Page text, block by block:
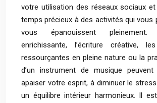
votre utilisation des réseaux sociaux
temps précieux à des activités qui vous
vous épanouissent
enrichissante, l’écriture créative,
ressourçantes en pleine nature ou la
d’un instrument de musique
apaiser votre esprit, à diminuer le
un équilibre intérieur harmonieux. Il